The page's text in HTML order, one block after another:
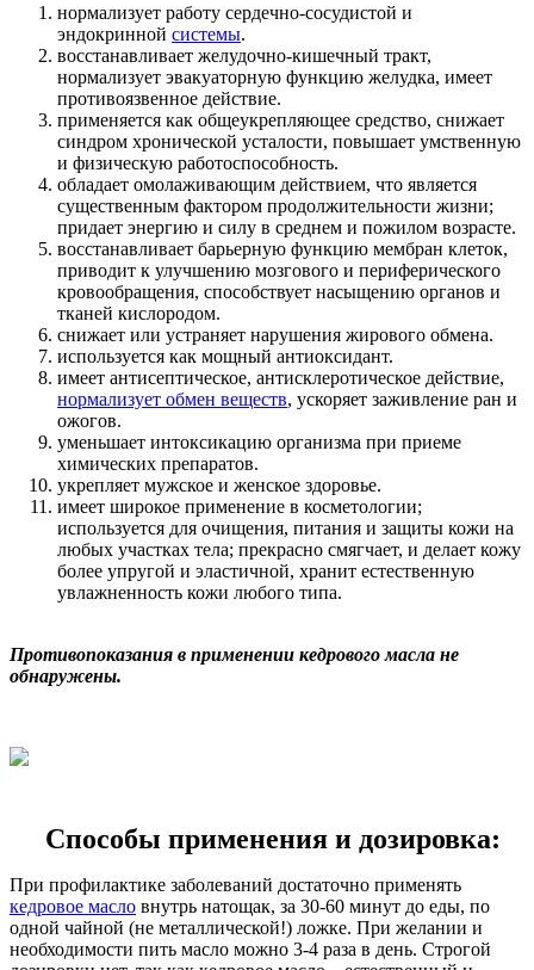
нормализует работу сердечно-сосудистой и
эндокринной системы.
восстанавливает желудочно-кишечный тракт,
нормализует эвакуаторную функцию желудка, имеет
противоязвенное действие.
применяется как общеукрепляющее средство, снижает
синдром хронической усталости, повышает умственную
и физическую работоспособность.
обладает омолаживающим действием, что является
существенным фактором продолжительности жизни;
придает энергию и силу в среднем и пожилом возрасте.
восстанавливает барьерную функцию мембран клеток,
приводит к улучшению мозгового и периферического
кровообращения, способствует насыщению органов и
тканей кислородом.
снижает или устраняет нарушения жирового обмена.
используется как мощный антиоксидант.
имеет антисептическое, антисклеротическое действие,
нормализует обмен веществ, ускоряет заживление ран и
ожогов.
уменьшает интоксикацию организма при приеме
химических препаратов.
укрепляет мужское и женское здоровье.
имеет широкое применение в косметологии;
используется для очищения, питания и защиты кожи на
любых участках тела; прекрасно смягчает, и делает кожу
более упругой и эластичной, хранит естественную
увлажненность кожи любого типа.
Противопоказания в применении кедрового масла не
обнаружены.
Способы применения и дозировка:
При профилактике заболеваний достаточно применять
кедровое масло внутрь натощак, за 30-60 минут до еды, по
одной чайной (не металлической!) ложке. При желании и
необходимости пить масло можно 3-4 раза в день. Строгой